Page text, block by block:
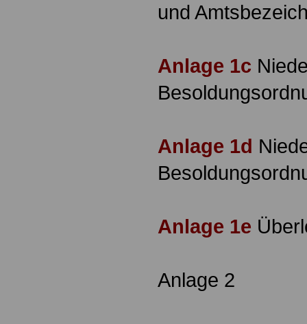
und
Anlage 1c
Anlage 1d
Anlage 1e
Anlage 2